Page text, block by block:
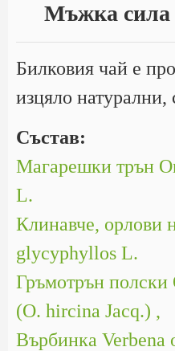
Мъжка сила
Билковия чай е
изцяло
Състав:
Магарешки трън
L.
Клинавче, орлови
glycyphyllos L.
Гръмотрън полски
(O. hircina Jacq.) ,
Върбинка